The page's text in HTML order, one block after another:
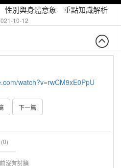
別與身體意象 重點知識解析
10-12
watch?v=rwCM9xE0PpU
下一篇
(0)
沒有討論